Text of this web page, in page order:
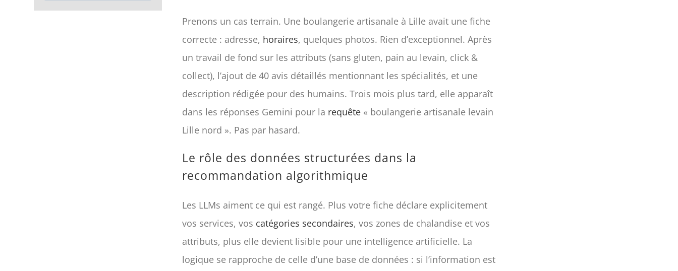
Prenons un cas terrain. Une boulangerie artisanale à Lille avait une fiche
correcte : adresse, horaires, quelques photos. Rien d’exceptionnel. Après
un travail de fond sur les attributs (sans gluten, pain au levain, click &
collect), l’ajout de 40 avis détaillés mentionnant les spécialités, et une
description rédigée pour des humains. Trois mois plus tard, elle apparaît
dans les réponses Gemini pour la requête « boulangerie artisanale levain
Lille nord ». Pas par hasard.
Le rôle des données structurées dans la
recommandation algorithmique
Les LLMs aiment ce qui est rangé. Plus votre fiche déclare explicitement
vos services, vos catégories secondaires, vos zones de chalandise et vos
attributs, plus elle devient lisible pour une intelligence artificielle. La
logique se rapproche de celle d’une base de données : si l’information est